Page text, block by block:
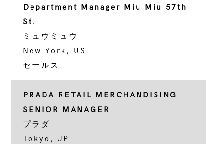
Department Manager Miu Miu 57th
St.
ミュウミュウ
New York, US
セールス
PRADA RETAIL MERCHANDISING
SENIOR MANAGER
プラダ
Tokyo, JP